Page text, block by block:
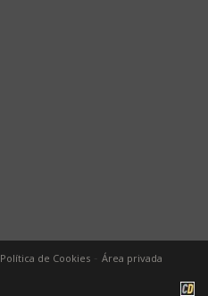
Política de Cookies Área privada